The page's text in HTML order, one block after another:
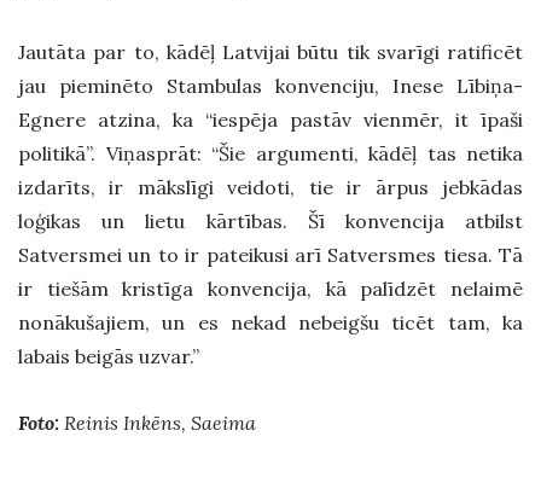
Jautāta par to, kādēļ Latvijai būtu tik svarīgi ratificēt
jau pieminēto Stambulas konvenciju, Inese Lībiņa-
Egnere atzina, ka “iespēja pastāv vienmēr, it īpaši
politikā”. Viņasprāt: “Šie argumenti, kādēļ tas netika
izdarīts, ir mākslīgi veidoti, tie ir ārpus jebkādas
loģikas un lietu kārtības. Šī konvencija atbilst
Satversmei un to ir pateikusi arī Satversmes tiesa. Tā
ir tiešām kristīga konvencija, kā palīdzēt nelaimē
nonākušajiem, un es nekad nebeigšu ticēt tam, ka
labais beigās uzvar.”
Foto: Reinis Inkēns, Saeima